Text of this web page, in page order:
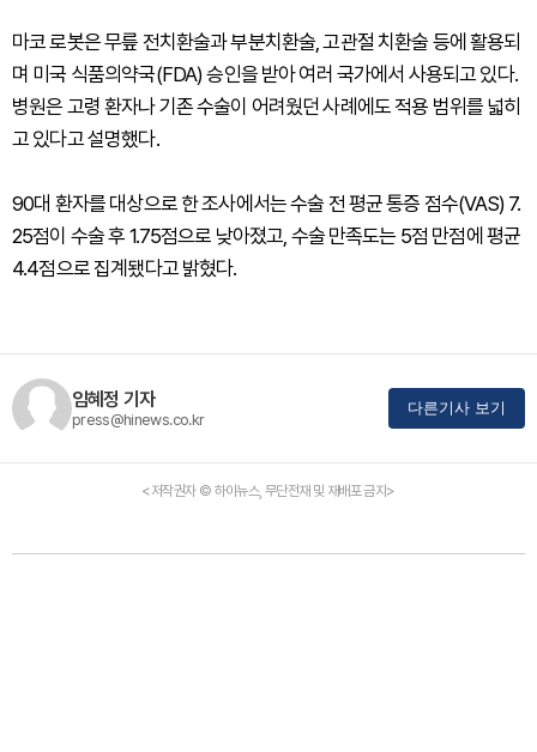
마코 로봇은 무릎 전치환술과 부분치환술, 고관절 치환술 등에 활용되
며 미국 식품의약국(FDA) 승인을 받아 여러 국가에서 사용되고 있다.
병원은 고령 환자나 기존 수술이 어려웠던 사례에도 적용 범위를 넓히
고 있다고 설명했다.
90대 환자를 대상으로 한 조사에서는 수술 전 평균 통증 점수(VAS) 7.
25점이 수술 후 1.75점으로 낮아졌고, 수술 만족도는 5점 만점에 평균
4.4점으로 집계됐다고 밝혔다.
임혜정 기자
press@hinews.co.kr
다른기사 보기
<저작권자 © 하이뉴스, 무단전재 및 재배포 금지>